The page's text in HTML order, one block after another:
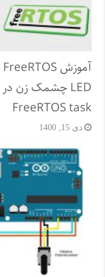
FreeRTOS task
دی 15, 1400